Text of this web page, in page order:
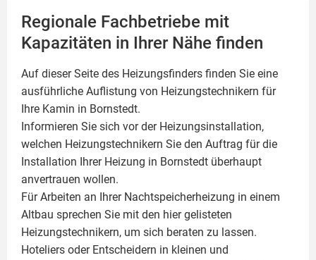
Regionale Fachbetriebe mit
Kapazitäten in Ihrer Nähe finden
Auf dieser Seite des Heizungsfinders finden Sie eine
ausführliche Auflistung von Heizungstechnikern für
Ihre Kamin in Bornstedt.
Informieren Sie sich vor der Heizungsinstallation,
welchen Heizungstechnikern Sie den Auftrag für die
Installation Ihrer Heizung in Bornstedt überhaupt
anvertrauen wollen.
Für Arbeiten an Ihrer Nachtspeicherheizung in einem
Altbau sprechen Sie mit den hier gelisteten
Heizungstechnikern, um sich beraten zu lassen.
Hoteliers oder Entscheidern in kleinen und